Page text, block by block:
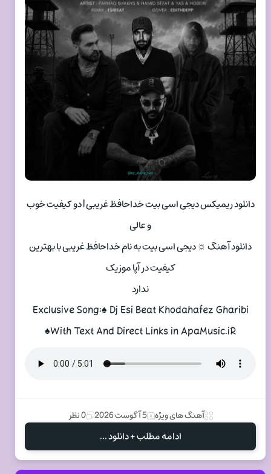
دانلود ریمیکس دیجی اسی بیت خداحافظ غریبی | دو کیفیت خوب
و عالی
دانلود آهنگ ☼ دیجی اسی بیت به نام خداحافظ غریبی با بهترین
کیفیت در آپا موزیک
ندارد
Exclusive Song:♠ Dj Esi Beat Khodahafez Gharibi
♠With Text And Direct Links in ApaMusic.iR
آهنگ های ویژه 5 آگوست 2026 0 نظر
ادامه مطلب + دانلود ...